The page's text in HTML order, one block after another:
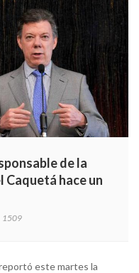
de la
Caquetá hace un
1509
este martes la